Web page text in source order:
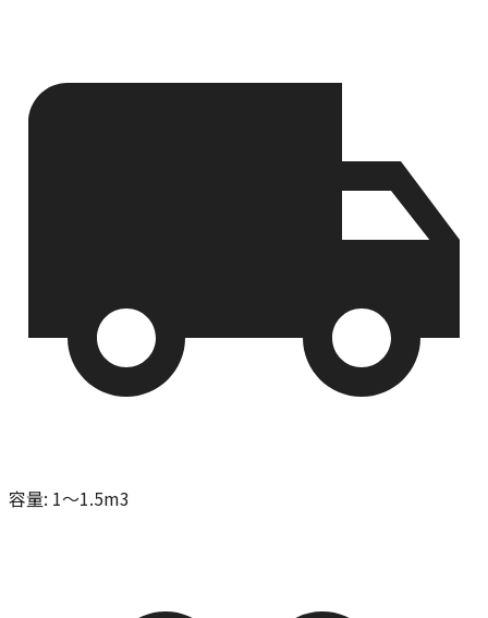
容量: 1～1.5m3